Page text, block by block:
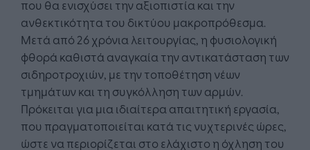
που θα ενισχύσει την αξιοπιστία και την
ανθεκτικότητα του δικτύου μακροπρόθεσμα.
Μετά από 26 χρόνια λειτουργίας, η φυσιολογική
φθορά καθιστά αναγκαία την αντικατάσταση των
σιδηροτροχιών, με την τοποθέτηση νέων
τμημάτων και τη συγκόλληση των αρμών.
Πρόκειται για μια ιδιαίτερα απαιτητική εργασία,
που πραγματοποιείται κατά τις νυχτερινές ώρες,
ώστε να περιορίζεται στο ελάχιστο η όχληση του